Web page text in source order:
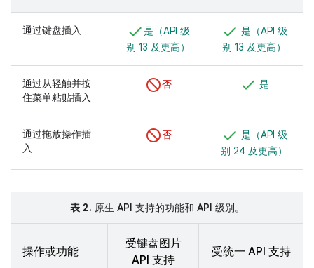
通过键盘插入
是（API 级
别 13 及更高）
是（API 级
别 13 及更高）
通过从轻触并按
住菜单粘贴插入
否 是
通过拖放操作插
入
否
是（API 级
别 24 及更高）
表 2. 原生 API 支持的功能和 API 级别。
操作或功能
受键盘图片
API 支持
受统一 API 支持